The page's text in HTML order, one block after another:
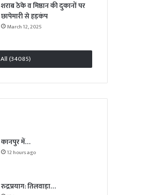
शराब ठेके व मिष्ठान की दुकानों पर
छापेमारी से हड़कंप
March 12, 2025
All (34085)
कानपुर में…
12 hours ago
रुद्रप्रयाग: तिलवाड़ा…